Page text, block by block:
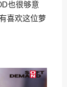
也很够意
喜欢这位萝